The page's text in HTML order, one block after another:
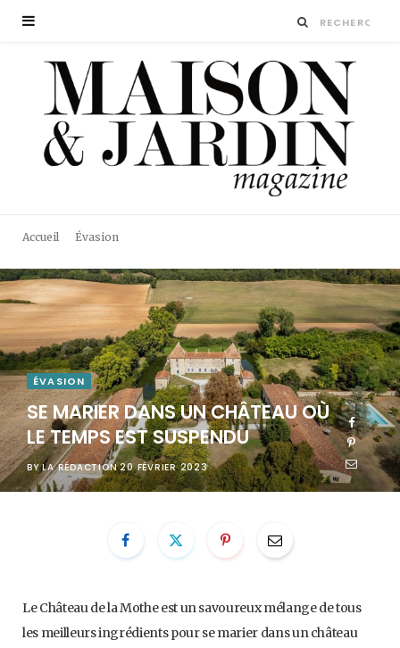
Accueil Évasion
ÉVASION
SE MARIER DANS UN CHÂTEAU OÙ
LE TEMPS EST SUSPENDU
BY LA RÉDACTION 20 FÉVRIER 2023
Le Château de la Mothe est un savoureux mélange de tous
les meilleurs ingrédients pour se marier dans un château